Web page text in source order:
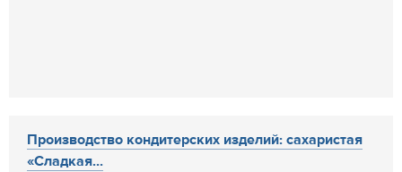
Производство кондитерских изделий: сахаристая
«Сладкая...